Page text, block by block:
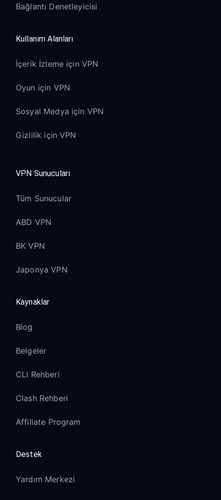
Bağlantı Denetleyicisi
Kullanım Alanları
İçerik İzleme için VPN
Oyun için VPN
Sosyal Medya için VPN
Gizlilik için VPN
VPN Sunucuları
Tüm Sunucular
ABD VPN
BK VPN
Japonya VPN
Kaynaklar
Blog
Belgeler
CLI Rehberi
Clash Rehberi
Affiliate Program
Destek
Yardım Merkezi